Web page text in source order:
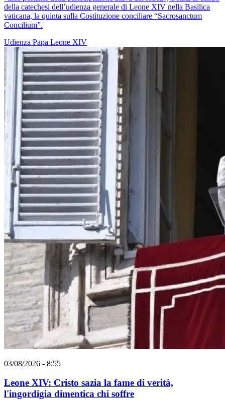
della catechesi dell’udienza generale di Leone XIV nella Basilica
vaticana, la quinta sulla Costituzione conciliare “Sacrosanctum
Concilium”.
Udienza Papa Leone XIV
03/08/2026 - 8:55
Leone XIV: Cristo sazia la fame di verità,
l'ingordigia dimentica chi soffre